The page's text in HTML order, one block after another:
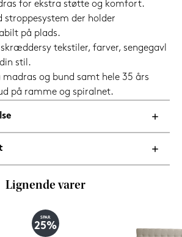
for ekstra støtte og komfort.
stroppesystem der holder
på plads.
tekstiler, farver, sengegavl
stil.
og bund samt hele 35 års
på ramme og spiralnet.
Lignende varer
SPAR
25%